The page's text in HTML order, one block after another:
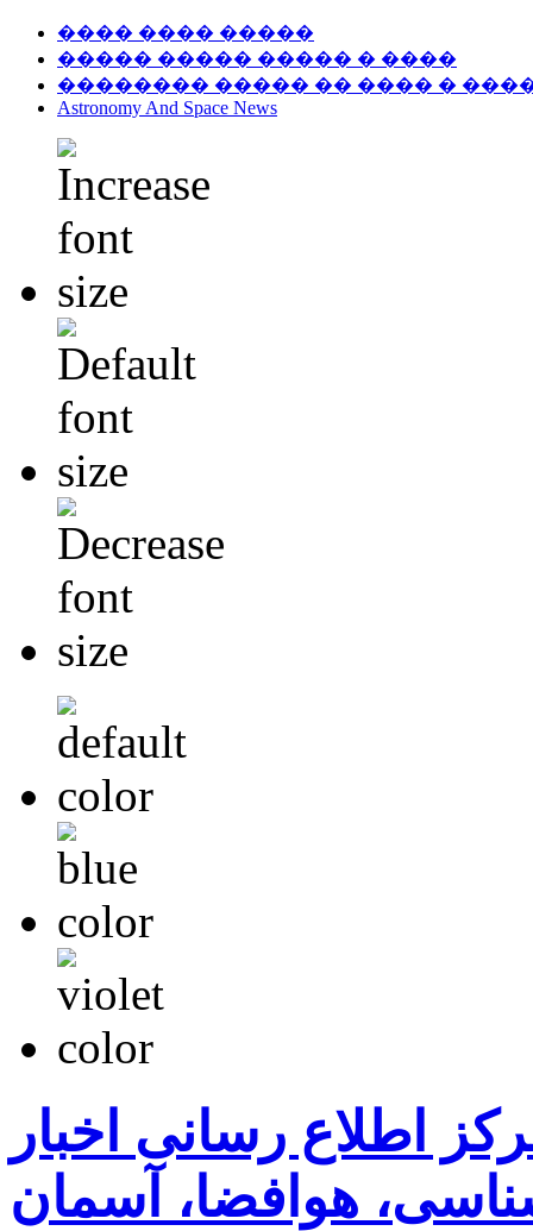
���� ���� �����
����� ����� ����� � ����
�������� ����� �� ���� �
Astronomy And Space News
اطلاع رسانی اخبار
هوافضا، آسمان